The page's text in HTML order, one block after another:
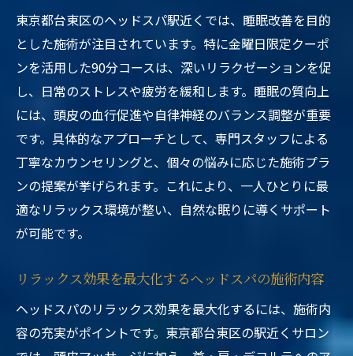
東京都台東区のヘッドスパ駅近くでは、睡眠改善を目的
とした施術が注目されています。特に金曜日限定クーポ
ンを活用した90分コースは、深いリラクゼーションを促
し、日常のストレスや疲労を緩和します。睡眠の質向上
には、頭皮の血行促進や自律神経のバランス調整が重要
です。具体的なアプローチとして、専門スタッフによる
丁寧なカウンセリングと、個々の悩みに応じた施術プラ
ンの提案が挙げられます。これにより、一人ひとりに最
適なリラックス環境が整い、自然な眠りに導くサポート
が可能です。
リラックス効果を最大化するヘッドスパの施術内容
ヘッドスパのリラックス効果を最大化するには、施術内
容の充実がポイントです。東京都台東区の駅近くサロン